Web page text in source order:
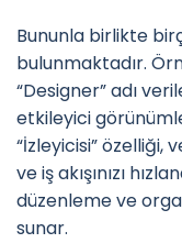
Bununla birlikte
bulunmaktadır.
“Designer” adı
etkileyici
“İzleyicisi” özelliği,
ve iş akışınızı
düzenleme ve
sunar.